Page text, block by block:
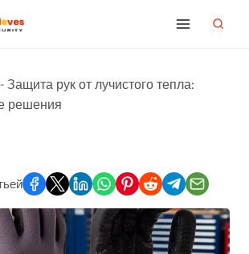
-Защита рук от лучистого тепла:
решения